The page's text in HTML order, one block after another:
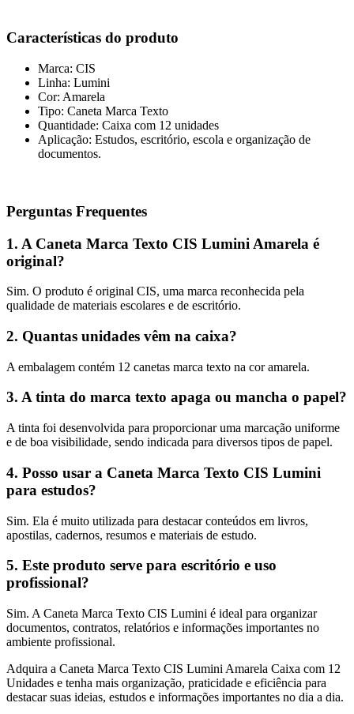
Características do produto
Marca: CIS
Linha: Lumini
Cor: Amarela
Tipo: Caneta Marca Texto
Quantidade: Caixa com 12 unidades
Aplicação: Estudos, escritório, escola e organização de
documentos.
Perguntas Frequentes
1. A Caneta Marca Texto CIS Lumini Amarela é
original?
Sim. O produto é original CIS, uma marca reconhecida pela
qualidade de materiais escolares e de escritório.
2. Quantas unidades vêm na caixa?
A embalagem contém 12 canetas marca texto na cor amarela.
3. A tinta do marca texto apaga ou mancha o papel?
A tinta foi desenvolvida para proporcionar uma marcação uniforme
e de boa visibilidade, sendo indicada para diversos tipos de papel.
4. Posso usar a Caneta Marca Texto CIS Lumini
para estudos?
Sim. Ela é muito utilizada para destacar conteúdos em livros,
apostilas, cadernos, resumos e materiais de estudo.
5. Este produto serve para escritório e uso
profissional?
Sim. A Caneta Marca Texto CIS Lumini é ideal para organizar
documentos, contratos, relatórios e informações importantes no
ambiente profissional.
Adquira a Caneta Marca Texto CIS Lumini Amarela Caixa com 12
Unidades e tenha mais organização, praticidade e eficiência para
destacar suas ideias, estudos e informações importantes no dia a dia.